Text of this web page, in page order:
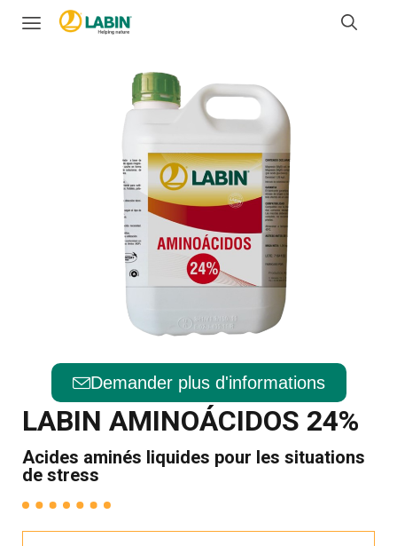
Demander plus d'informations
LABIN AMINOÁCIDOS 24%
Acides aminés liquides pour les situations
de stress